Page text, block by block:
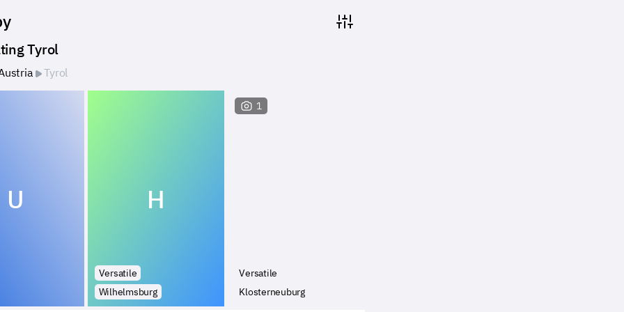
Tyrol
Tyrol
U H
Versatile
Wilhelmsburg
1
Versatile
Klosterneuburg